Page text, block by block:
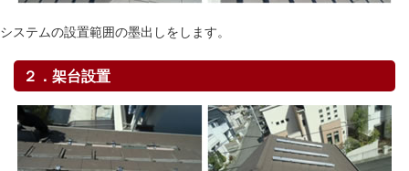
システムの設置範囲の墨出しをします。
２．架台設置